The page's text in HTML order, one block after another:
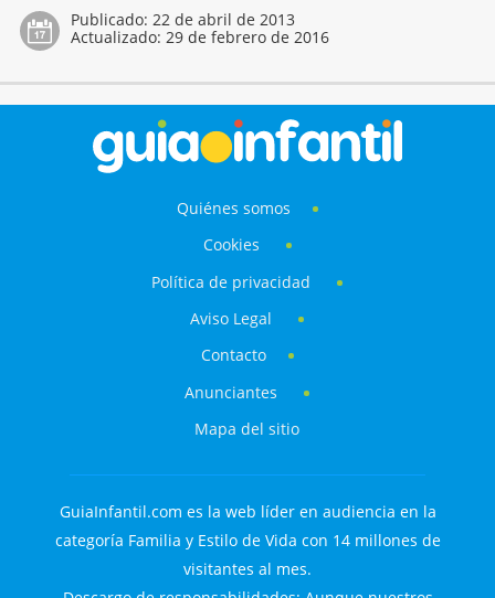
Publicado: 22 de abril de 2013
Actualizado: 29 de febrero de 2016
Quiénes somos
Cookies
Política de privacidad
Aviso Legal
Contacto
Anunciantes
Mapa del sitio
GuiaInfantil.com es la web líder en audiencia en la
categoría Familia y Estilo de Vida con 14 millones de
visitantes al mes.